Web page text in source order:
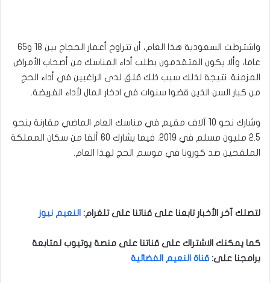
واشترطت السعودية هذا العام، أن تتراوح أعمار الحجاج بين 18 و65
عاما، وألا يكون المتقدمون بطلب أداء المناسك من أصحاب الأمراض
المزمنة. نتيجة لذلك سبب ذلك قلق لدى الراغبين في أداء الحج
من كبار السن الذين قضوا سنوات في ادخار المال لأداء الفريضة.
وشارك نحو 10 آلاف مقيم في مناسك العام الماضي مقارنة بنحو
2.5 مليون مسلم في 2019. فيما يشارك 60 ألفا من سكان المملكة
الملقحين ضد كورونا في موسم الحج لهذا العام.
لتصلك آخر الأخبار تابعنا على قناتنا على تلغرام: النعيم نيوز
كما يمكنك الاشتراك على قناتنا على منصة يوتيوب لمتابعة
برامجنا على: قناة النعيم الفضائية